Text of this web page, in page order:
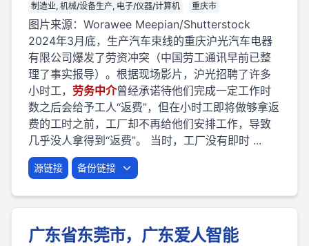
制造业, 机械/设备生产, 电子/仪器/计算机
重庆市
图片来源：Worawee Meepian/Shutterstock
2024年3月底，生产汽车束线的重庆沪光汽车电器
有限公司爆发了劳资冲突（中国劳工通讯早前已整
理了事实报导）。根据现场影片，沪光招聘了许多
小时工， 劳务中介曾经承诺待他们完成一定工作时
数之后会给予工人“返费”，但在小时工即将做够拿返
费的工时之前，工厂却不再给他们安排工作，导致
几乎没人拿得到“返费”。 当时，工厂没有即时 ...
源链接 备份链接
广东省东莞市，广东爱人智能